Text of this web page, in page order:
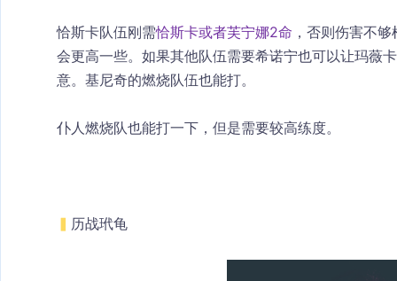
恰斯卡队伍刚需恰斯卡或者芙宁娜2命 ，否则伤害不
会更高一些。如果其他队伍需要希诺宁也可以让玛薇
意。基尼奇的燃烧队伍也能打。
仆人燃烧队也能打一下，但是需要较高练度。
▍ 历战玳龟